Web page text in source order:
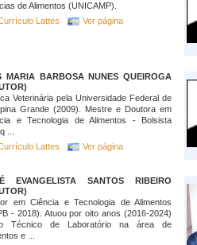
de Alimentos (UNICAMP).
Lattes
Ver página
MARIA BARBOSA NUNES QUEIROGA
Veterinária pela Universidade Federal de
Grande (2009). Mestre e Doutora em
e Tecnologia de Alimentos - Bolsista
...
Lattes
Ver página
EVANGELISTA SANTOS RIBEIRO
em Ciência e Tecnologia de Alimentos
- 2018). Atuou por oito anos (2016-2024)
Técnico de Laboratório na área de
e ...